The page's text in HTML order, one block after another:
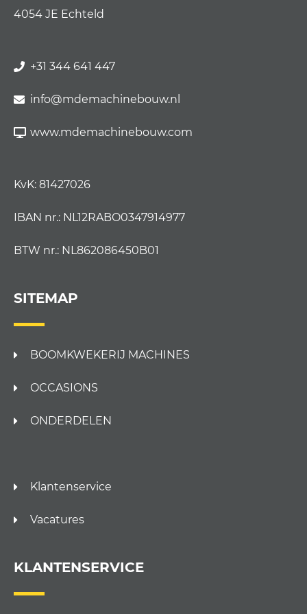
4054 JE Echteld
+31 344 641 447
info@mdemachinebouw.nl
www.mdemachinebouw.com
KvK: 81427026
IBAN nr.: NL12RABO0347914977
BTW nr.: NL862086450B01
SITEMAP
BOOMKWEKERIJ MACHINES
OCCASIONS
ONDERDELEN
Klantenservice
Vacatures
KLANTENSERVICE